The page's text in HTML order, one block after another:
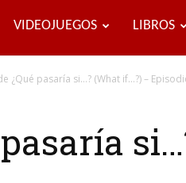
VIDEOJUEGOS LIBROS
¿Qué pasaría si…? (What if…?) –